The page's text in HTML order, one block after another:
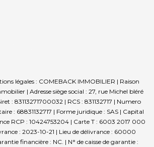
légales : COMEBACK IMMOBILIER | Raison
| Adresse siège social : 27, rue Michel bléré
: 83113271700032 | RCS : 831132717 | Numero
: 68831132717 | Forme juridique : SAS | Capital
RCP : 10424753204 | Carte T : 6003 2017 000
: 2023-10-21 | Lieu de délivrance : 60000
financière : NC. | N° de caisse de garantie :